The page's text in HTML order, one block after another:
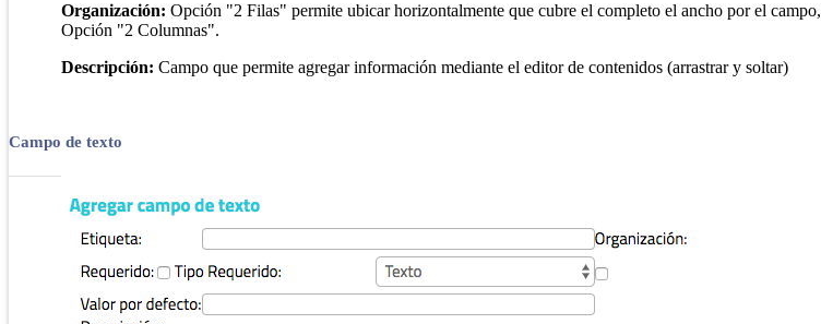
Organización: Opción "2 Filas" permite ubicar horizontalmente que cubre el completo el ancho por el campo,
Opción "2 Columnas".
Descripción: Campo que permite agregar información mediante el editor de contenidos (arrastrar y soltar)
Campo de texto